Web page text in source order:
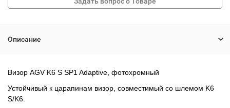
Описание
Визор AGV K6 S SP1 Adaptive, фотохромный
Устойчивый к царапинам визор, совместимый со шлемом K6
S/K6.